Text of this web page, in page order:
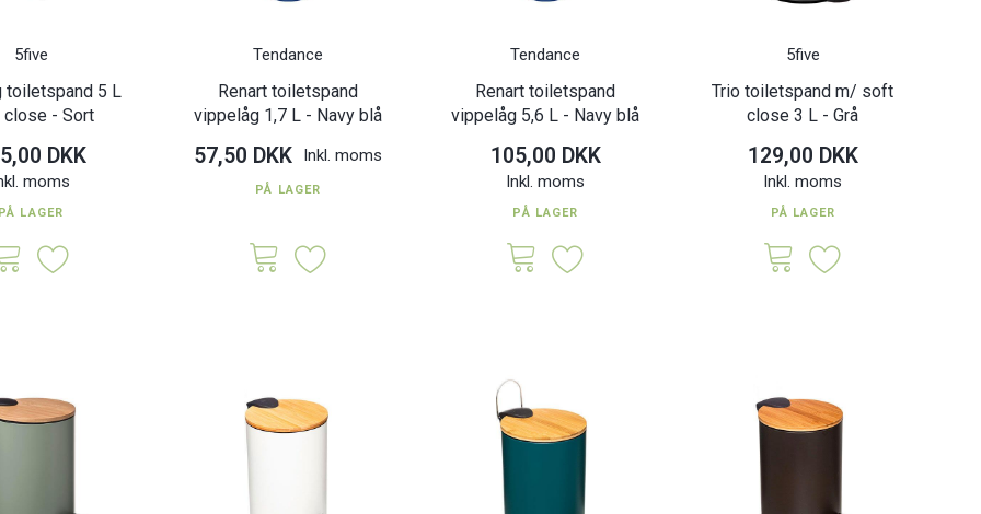
5five
toiletspand 5 L
- Sort
DKK
moms
LAGER
Tendance
Renart toiletspand
vippelåg 1,7 L - Navy blå
57,50 DKK Inkl. moms
PÅ LAGER
Tendance
Renart toiletspand
vippelåg 5,6 L - Navy blå
105,00 DKK
Inkl. moms
PÅ LAGER
5five
Trio toiletspand m/ soft
close 3 L - Grå
129,00 DKK
Inkl. moms
PÅ LAGER